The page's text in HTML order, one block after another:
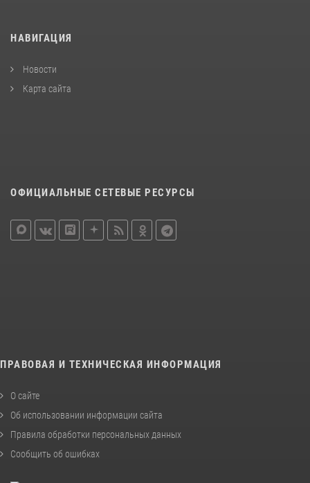
НАВИГАЦИЯ
Новости
Карта сайта
ОФИЦИАЛЬНЫЕ СЕТЕВЫЕ РЕСУРСЫ
ПРАВОВАЯ И ТЕХНИЧЕСКАЯ ИНФОРМАЦИЯ
О сайте
Об использовании информации сайта
Правила обработки персональных данных
Сообщить об ошибках